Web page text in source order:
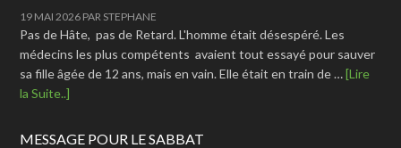
19 MAI 2026 PAR STEPHANE
Pas de Hâte, pas de Retard. L'homme était désespéré. Les
médecins les plus compétents avaient tout essayé pour sauver
sa fille âgée de 12 ans, mais en vain. Elle était en train de …[Lire
la Suite..]
MESSAGE POUR LE SABBAT